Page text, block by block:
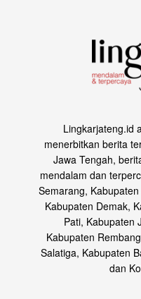
Lingkarjateng.id
menerbitkan berita
Jawa Tengah,
mendalam dan
Semarang,
Kabupaten Demak,
Pati, Kabupaten
Kabupaten
Salatiga, Kabupaten
dan